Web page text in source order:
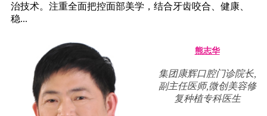
治技术。注重全面把控面部美学，结合牙齿咬合、健康、
稳...
熊志华
集团康辉口腔门诊院长,
副主任医师,微创美容修
复种植专科医生